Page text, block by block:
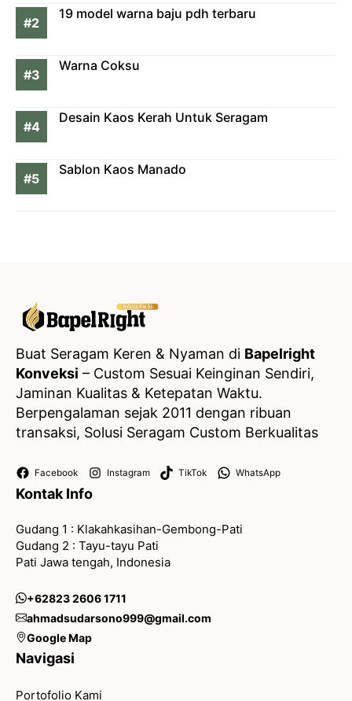
19 model warna baju pdh terbaru
Warna Coksu
Desain Kaos Kerah Untuk Seragam
Sablon Kaos Manado
Buat Seragam Keren & Nyaman di Bapelright
Konveksi – Custom Sesuai Keinginan Sendiri,
Jaminan Kualitas & Ketepatan Waktu.
Berpengalaman sejak 2011 dengan ribuan
transaksi, Solusi Seragam Custom Berkualitas
Facebook Instagram TikTok WhatsApp
Kontak Info
Gudang 1 : Klakahkasihan-Gembong-Pati
Gudang 2 : Tayu-tayu Pati
Pati Jawa tengah, Indonesia
+62823 2606 1711
ahmadsudarsono999@gmail.com
Google Map
Navigasi
Portofolio Kami